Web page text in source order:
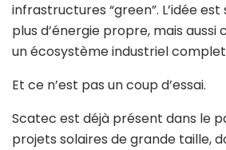
infrastructures “green”. L’idée
plus d’énergie propre, mais
un écosystème industriel
Et ce n’est pas un coup d’essai.
Scatec est déjà présent dans le
projets solaires de grande taille,